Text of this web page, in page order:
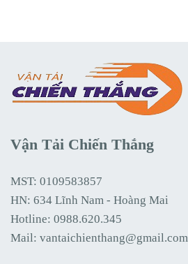
Vận Tải Chiến Thắng
MST: 0109583857
HN: 634 Lĩnh Nam - Hoàng Mai
Hotline: 0988.620.345
Mail: vantaichienthang@gmail.com